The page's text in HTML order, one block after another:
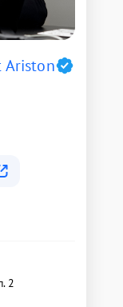
Ariston
2